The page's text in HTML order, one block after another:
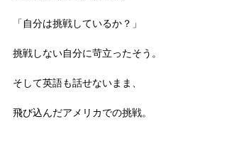
「自分は挑戦しているか？」
挑戦しない自分に苛立ったそう。
そして英語も話せないまま、
飛び込んだアメリカでの挑戦。